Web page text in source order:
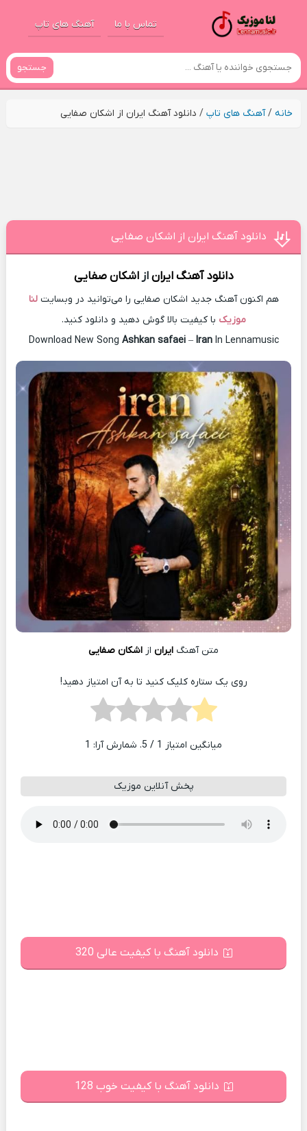
تماس با ما آهنگ های تاپ
جستجو
خانه/آهنگ های تاپ/ دانلود آهنگ ایران از اشکان صفایی
دانلود آهنگ ایران از اشکان صفایی
دانلود آهنگ ایرانازاشکان صفایی
هم اکنون آهنگ جدید اشکان صفایی را می‌توانید در وبسایتلنا
موزیک با کیفیت بالا گوش دهید و دانلود کنید.
Download New Song Ashkan safaei– IranIn Lennamusic
متن آهنگ ایران از اشکان صفایی
روی یک ستاره کلیک کنید تا به آن امتیاز دهید!
میانگین امتیاز 1 / 5. شمارش آرا: 1
پخش آنلاین موزیک
دانلود آهنگ با کیفیت عالی 320
دانلود آهنگ با کیفیت خوب 128